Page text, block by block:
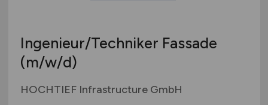
Ingenieur/Techniker Fassade
(m/w/d)
HOCHTIEF Infrastructure GmbH